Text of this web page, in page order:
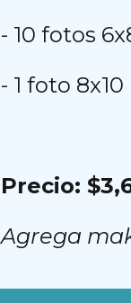
- 10 fotos
- 1 foto
Precio:
Agrega